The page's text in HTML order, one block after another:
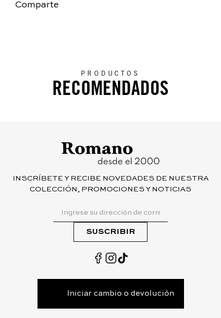
Comparte
PRODUCTOS
RECOMENDADOS
INSCRÍBETE Y RECIBE NOVEDADES DE NUESTRA
COLECCIÓN, PROMOCIONES Y NOTICIAS
SUSCRIBIR
Iniciar cambio o devolución